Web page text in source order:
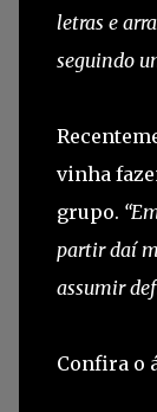
letras e
seguindo
vinha
grupo.
partir daí
assumir
Confira o